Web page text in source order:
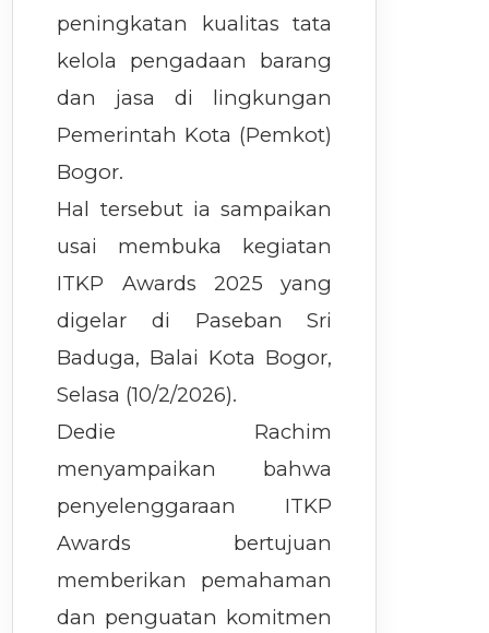
peningkatan kualitas tata
kelola pengadaan barang
dan jasa di lingkungan
Pemerintah Kota (Pemkot)
Bogor.
Hal tersebut ia sampaikan
usai membuka kegiatan
ITKP Awards 2025 yang
digelar di Paseban Sri
Baduga, Balai Kota Bogor,
Selasa (10/2/2026).
Dedie Rachim
menyampaikan bahwa
penyelenggaraan ITKP
Awards bertujuan
memberikan pemahaman
dan penguatan komitmen